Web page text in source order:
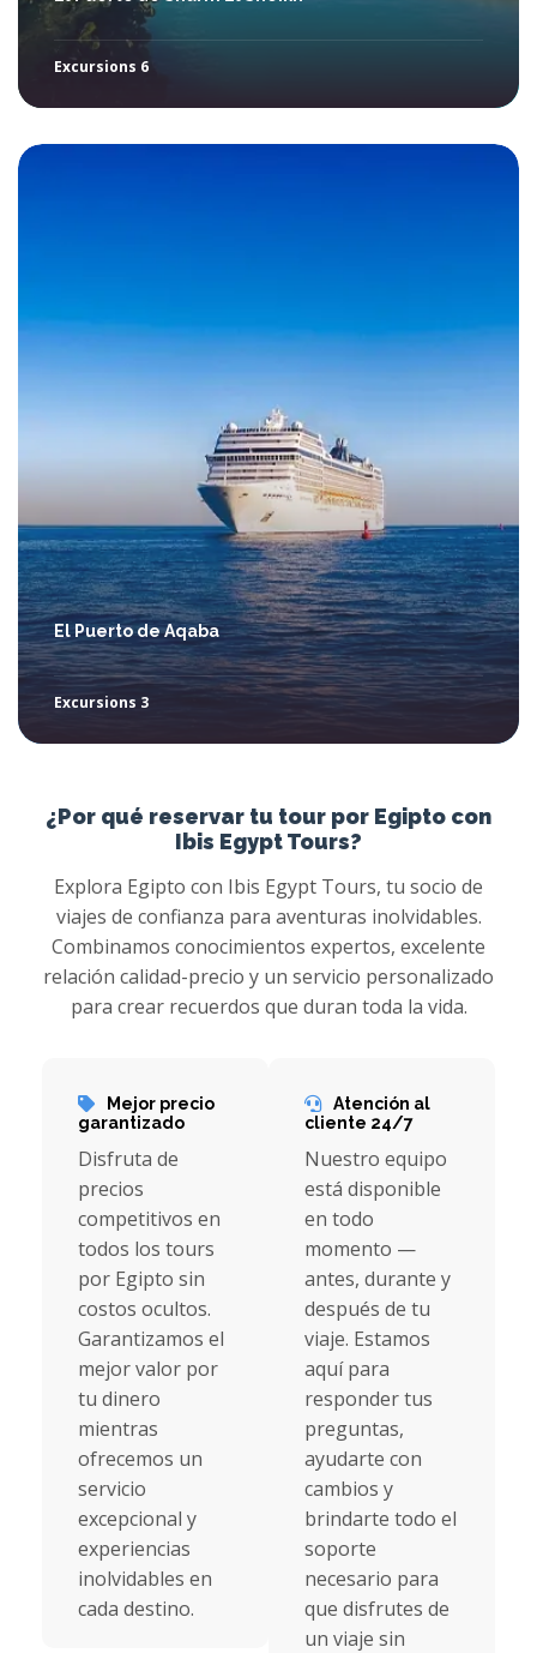
Excursions 6
El Puerto de Aqaba
Excursions 3
¿Por qué reservar tu tour por Egipto con
Ibis Egypt Tours?
Explora Egipto con Ibis Egypt Tours, tu socio de
viajes de confianza para aventuras inolvidables.
Combinamos conocimientos expertos, excelente
relación calidad-precio y un servicio personalizado
para crear recuerdos que duran toda la vida.
Mejor precio
garantizado
Disfruta de
precios
competitivos en
todos los tours
por Egipto sin
costos ocultos.
Garantizamos el
mejor valor por
tu dinero
mientras
ofrecemos un
servicio
excepcional y
experiencias
inolvidables en
cada destino.
Atención al
cliente 24/7
Nuestro equipo
está disponible
en todo
momento —
antes, durante y
después de tu
viaje. Estamos
aquí para
responder tus
preguntas,
ayudarte con
cambios y
brindarte todo el
soporte
necesario para
que disfrutes de
un viaje sin